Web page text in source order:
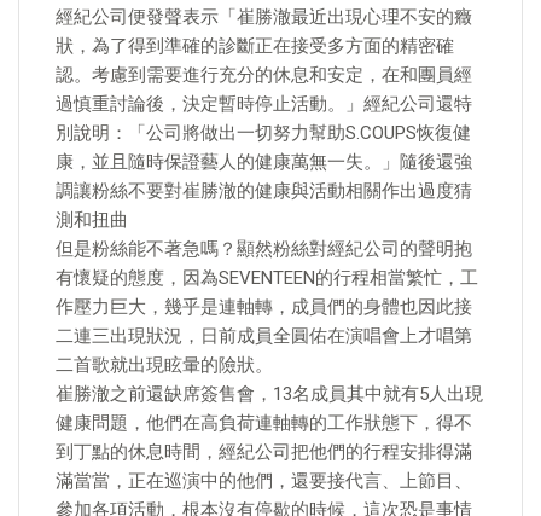
經紀公司便發聲表示「崔勝澈最近出現心理不安的癥
狀，為了得到準確的診斷正在接受多方面的精密確
認。考慮到需要進行充分的休息和安定，在和團員經
過慎重討論後，決定暫時停止活動。」經紀公司還特
別說明：「公司將做出一切努力幫助S.COUPS恢復健
康，並且隨時保證藝人的健康萬無一失。」隨後還強
調讓粉絲不要對崔勝澈的健康與活動相關作出過度猜
測和扭曲
但是粉絲能不著急嗎？顯然粉絲對經紀公司的聲明抱
有懷疑的態度，因為SEVENTEEN的行程相當繁忙，工
作壓力巨大，幾乎是連軸轉，成員們的身體也因此接
二連三出現狀況，日前成員全圓佑在演唱會上才唱第
二首歌就出現眩暈的險狀。
崔勝澈之前還缺席簽售會，13名成員其中就有5人出現
健康問題，他們在高負荷連軸轉的工作狀態下，得不
到丁點的休息時間，經紀公司把他們的行程安排得滿
滿當當，正在巡演中的他們，還要接代言、上節目、
參加各項活動，根本沒有停歇的時候，這次恐是事情